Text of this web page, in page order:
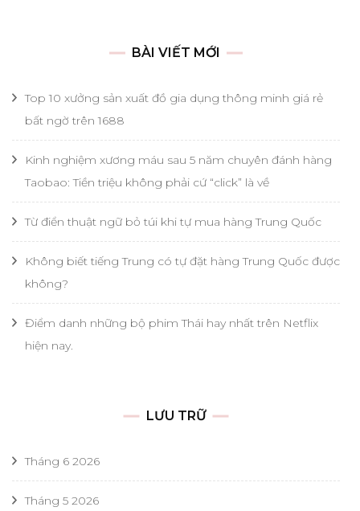
BÀI VIẾT MỚI
Top 10 xưởng sản xuất đồ gia dụng thông minh giá rẻ
bất ngờ trên 1688
Kinh nghiệm xương máu sau 5 năm chuyên đánh hàng
Taobao: Tiền triệu không phải cứ “click” là về
Từ điển thuật ngữ bỏ túi khi tự mua hàng Trung Quốc
Không biết tiếng Trung có tự đặt hàng Trung Quốc được
không?
Điểm danh những bộ phim Thái hay nhất trên Netflix
hiện nay.
LƯU TRỮ
Tháng 6 2026
Tháng 5 2026